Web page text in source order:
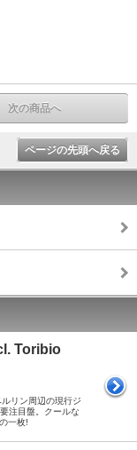
次の商品へ
ページの先頭へ戻る
Toribio
リン周辺の現行ジ
注目盤。クールな
一枚!